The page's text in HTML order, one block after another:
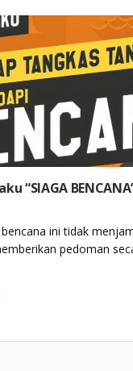
“SIAGA
ini tidak
pedoman